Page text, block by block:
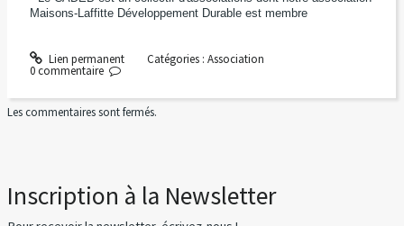
Maisons-Laffitte Développement Durable est membre
Lien permanent Catégories : Association
0 commentaire
Les commentaires sont fermés.
Inscription à la Newsletter